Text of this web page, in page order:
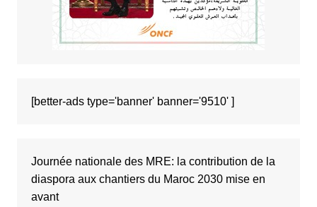
[better-ads type='banner' banner='9510' ]
Journée nationale des MRE: la contribution de la
diaspora aux chantiers du Maroc 2030 mise en
avant